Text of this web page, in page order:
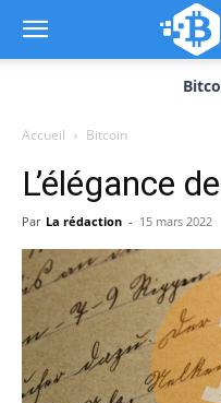
Accueil Bitcoin
L’élégance
Par La rédaction - 15 mars 2022